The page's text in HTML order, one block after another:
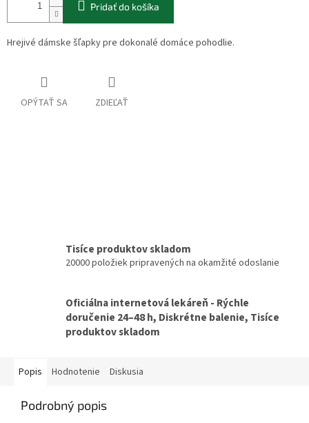
Pridať do košíka
Hrejivé dámske šľapky pre dokonalé domáce pohodlie.
OPÝTAŤ SA ZDIEĽAŤ
Tisíce produktov skladom
20000 položiek pripravených na okamžité odoslanie
Oficiálna internetová lekáreň - Rýchle
doručenie 24–48 h, Diskrétne balenie, Tisíce
produktov skladom
Popis Hodnotenie Diskusia
Podrobný popis